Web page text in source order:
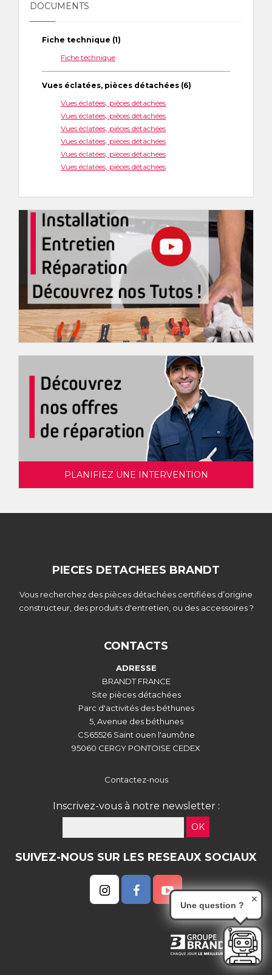
DOCUMENTS
Fiche technique (1)
Fiche technique
Vues éclatées, pièces détachées (6)
Vues éclatées, pièces détachées
Vues éclatées, pièces détachées
Vues éclatées, pièces détachées
Vues éclatées, pièces détachées
Vues éclatées, pièces détachées
Vues éclatées, pièces détachées
PLANIFIEZ UNE INTERVENTION
PIECES DETACHEES BRANDT
Vous recherchez des pièces détachées certifiées d’origine
constructeur, des produits d'entretien, ou des accessoires ?
CONTACTS
ADRESSE
BRANDT FRANCE
Site pièces détachées
Parc d'activités des béthunes
5, Avenue des béthunes
CS65526 Saint ouen l'aumône
95060 CERGY PONTOISE CEDEX
Contactez-nous
Inscrivez-vous à notre newsletter :
OK
SUIVEZ-NOUS SUR LES RESEAUX SOCIAUX
Une question ?
✕